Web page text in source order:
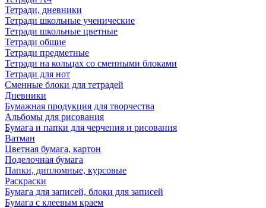
Тетради, дневники
Тетради школьные ученические
Тетради школьные цветные
Тетради общие
Тетради предметные
Тетради на кольцах со сменными блоками
Тетради для нот
Сменные блоки для тетрадей
Дневники
Бумажная продукция для творчества
Альбомы для рисования
Бумага и папки для черчения и рисования
Ватман
Цветная бумага, картон
Поделочная бумага
Папки, дипломные, курсовые
Раскраски
Бумага для записей, блоки для записей
Бумага с клеевым краем